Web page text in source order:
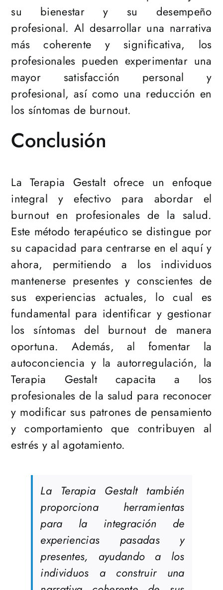
su bienestar y su desempeño
profesional. Al desarrollar una narrativa
más coherente y significativa, los
profesionales pueden experimentar una
mayor satisfacción personal y
profesional, así como una reducción en
los síntomas de burnout.
Conclusión
La Terapia Gestalt ofrece un enfoque
integral y efectivo para abordar el
burnout en profesionales de la salud.
Este método terapéutico se distingue por
su capacidad para centrarse en el aquí y
ahora, permitiendo a los individuos
mantenerse presentes y conscientes de
sus experiencias actuales, lo cual es
fundamental para identificar y gestionar
los síntomas del burnout de manera
oportuna. Además, al fomentar la
autoconciencia y la autorregulación, la
Terapia Gestalt capacita a los
profesionales de la salud para reconocer
y modificar sus patrones de pensamiento
y comportamiento que contribuyen al
estrés y al agotamiento.
La Terapia Gestalt también
proporciona herramientas
para la integración de
experiencias pasadas y
presentes, ayudando a los
individuos a construir una